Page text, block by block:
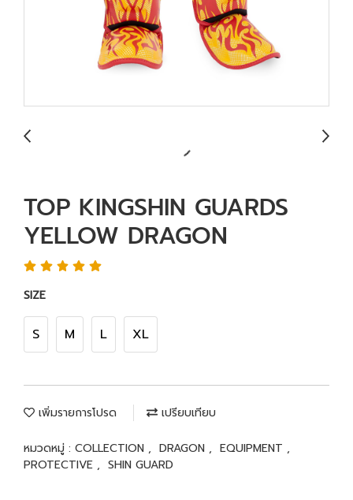
TOP KINGSHIN GUARDS
YELLOW DRAGON
SIZE
S M L XL
เพิ่มรายการโปรด เปรียบเทียบ
หมวดหมู่ : COLLECTION , DRAGON , EQUIPMENT ,
PROTECTIVE , SHIN GUARD